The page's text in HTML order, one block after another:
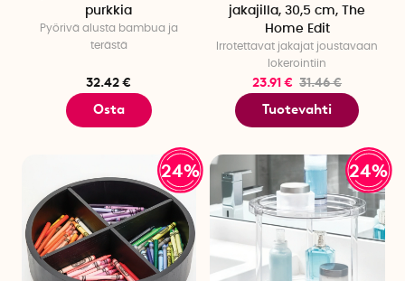
purkkia
Pyörivä alusta bambua ja
terästä
32.42 €
Osta
jakajilla, 30,5 cm, The
Home Edit
Irrotettavat jakajat joustavaan
lokerointiin
23.91 € 31.46 €
Tuotevahti
24% 24%